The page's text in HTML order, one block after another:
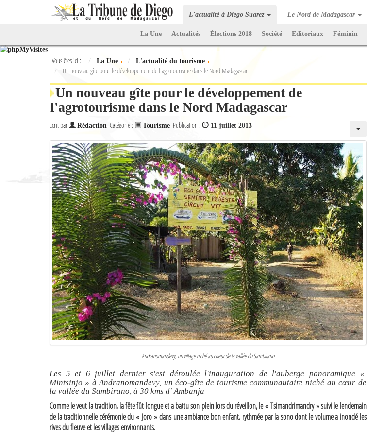
L'actualité à Diego Suarez Le Nord de Madagascar
La Une Actualités Élections 2018 Société Editoriaux Féminin
Vous êtes ici : La Une L'actualité du tourisme
Un nouveau gîte pour le développement de l'agrotourisme dans le Nord Madagascar
Un nouveau gîte pour le développement de
l'agrotourisme dans le Nord Madagascar
Écrit par Rédaction Catégorie : Tourisme Publication : 11 juillet 2013
Andranomandevy, un village niché au coeur de la vallée du Sambirano
Les 5 et 6 juillet dernier s'est déroulée l'inauguration de l'auberge panoramique «
Mintsinjo » à Andranomandevy, un éco-gîte de tourisme communautaire niché au cœur de
la vallée du Sambirano, à 30 kms d' Ambanja
Comme le veut la tradition, la fête fût longue et a battu son plein lors du réveillon, le « Tsimandrimandry » suivi le lendemain
de la traditionnelle cérémonie du « Joro » dans une ambiance bon enfant, rythmée par la sono dont le volume a inondé les
rives du fleuve et les villages environnants.